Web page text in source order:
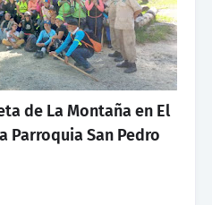
de La Montaña en El
Parroquia San Pedro